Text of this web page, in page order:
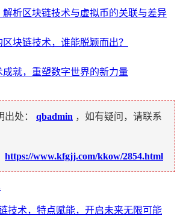
解析区块链技术与虚拟币的关联与差异
块链技术，谁能脱颖而出？
成就，重塑数字世界的新力量
处： qbadmin ，如有疑问，请联系
https://www.kfgjj.com/kkow/2854.html
技术，特点赋能，开启未来无限可能